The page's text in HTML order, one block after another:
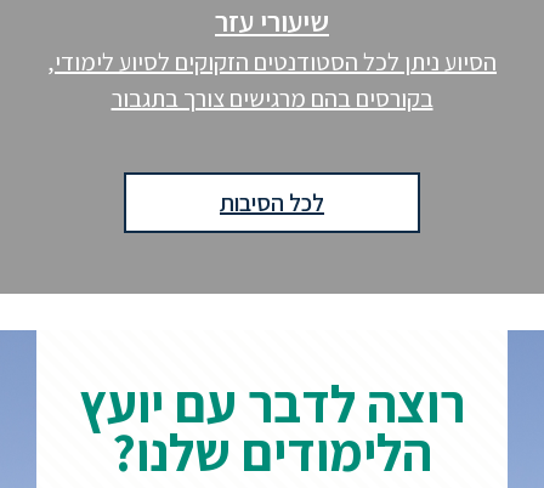
שיעורי עזר
הסיוע ניתן לכל הסטודנטים הזקוקים לסיוע לימודי,
בקורסים בהם מרגישים צורך בתגבור
לכל הסיבות
רוצה לדבר עם יועץ
הלימודים שלנו?